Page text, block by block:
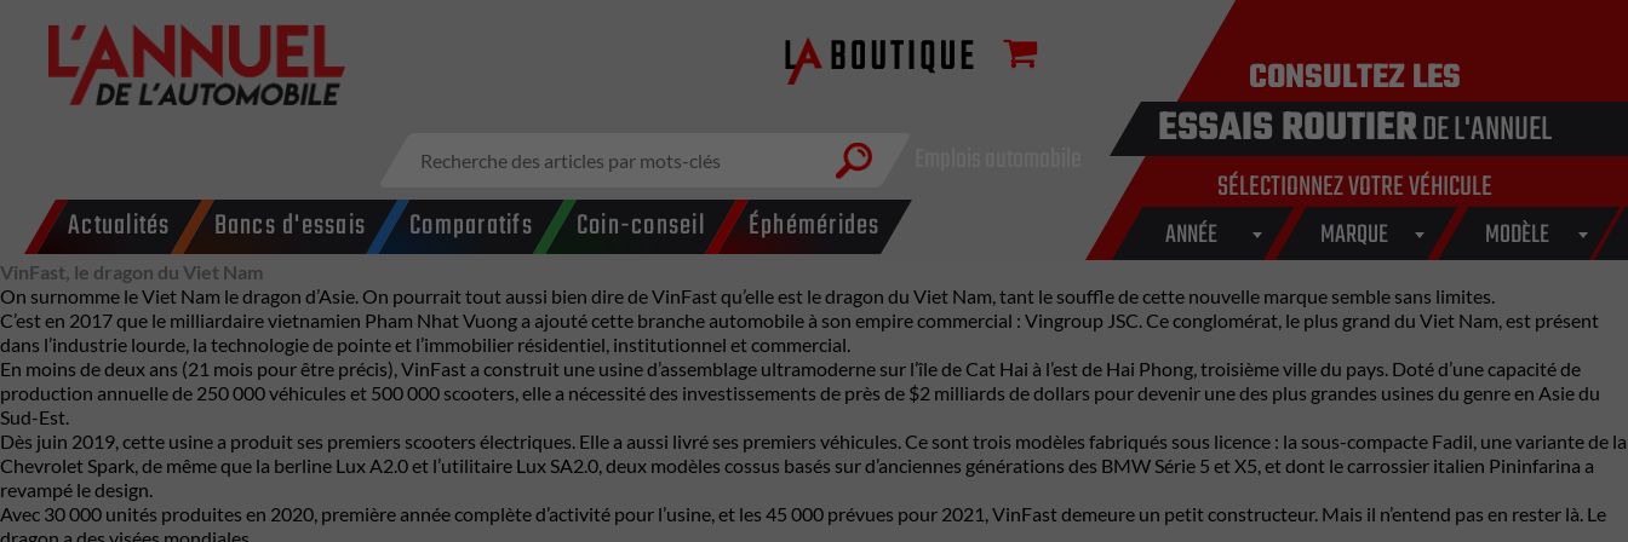
Actualités Bancs d'essais Comparatifs Coin-conseil Éphémérides
CONSULTEZ LES
ESSAIS ROUTIERDE L'ANNUEL
SÉLECTIONNEZ VOTRE VÉHICULE
ANNÉE MARQUE MODÈLE
VinFast, le dragon du Viet Nam
On surnomme le Viet Nam le dragon d’Asie. On pourrait tout aussi bien dire de VinFast qu’elle est le dragon du Viet Nam, tant le souffle de cette nouvelle marque semble sans limites.
C’est en 2017 que le milliardaire vietnamien Pham Nhat Vuong a ajouté cette branche automobile à son empire commercial : Vingroup JSC. Ce conglomérat, le plus grand du Viet Nam, est présent
dans l’industrie lourde, la technologie de pointe et l’immobilier résidentiel, institutionnel et commercial.
En moins de deux ans (21 mois pour être précis), VinFast a construit une usine d’assemblage ultramoderne sur l’île de Cat Hai à l’est de Hai Phong, troisième ville du pays. Doté d’une capacité de
production annuelle de 250 000 véhicules et 500 000 scooters, elle a nécessité des investissements de près de $2 milliards de dollars pour devenir une des plus grandes usines du genre en Asie du
Sud-Est.
Dès juin 2019, cette usine a produit ses premiers scooters électriques. Elle a aussi livré ses premiers véhicules. Ce sont trois modèles fabriqués sous licence : la sous-compacte Fadil, une variante de la
Chevrolet Spark, de même que la berline Lux A2.0 et l’utilitaire Lux SA2.0, deux modèles cossus basés sur d’anciennes générations des BMW Série 5 et X5, et dont le carrossier italien Pininfarina a
revampé le design.
Avec 30 000 unités produites en 2020, première année complète d’activité pour l’usine, et les 45 000 prévues pour 2021, VinFast demeure un petit constructeur. Mais il n’entend pas en rester là. Le